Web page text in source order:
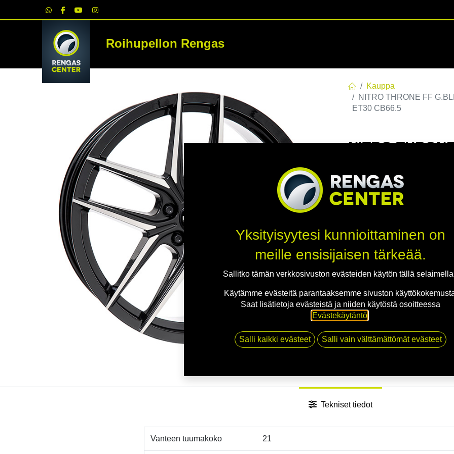
Roihupellon RengasRENKAAT
Kauppa
NITRO THRONE FF
ET30 CB66.5
NITRO
CB66.5
EAN:7332818100959
Jaa
Toimitusehdot
Tekniset tiedot
Vanteen tuumakoko 21
Yksityisyytesi kunnioittaminen on
meille ensisijaisen tärkeää.
Sallitko tämän verkkosivuston evästeiden käytön tällä
Käytämme evästeitä parantaaksemme sivuston
Saat lisätietoja evästeistä ja niiden käytöstä osoitteessa
Evästekäytäntö.
Salli kaikki evästeet Salli vain välttämättömät evästeet